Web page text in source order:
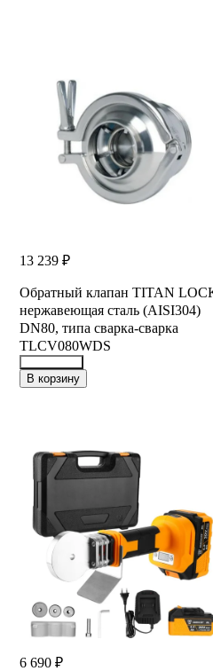
13 239 ₽
Обратный клапан TITAN
нержавеющая сталь (AISI304)
DN80, типа сварка-сварка
TLCV080WDS
21743122
В корзину
6 690 ₽